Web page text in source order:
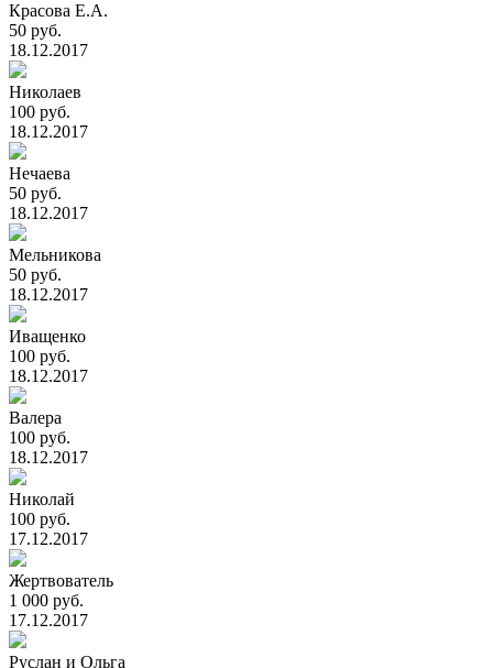
Красова Е.А.
50 руб.
18.12.2017
Николаев
100 руб.
18.12.2017
Нечаева
50 руб.
18.12.2017
Мельникова
50 руб.
18.12.2017
Иващенко
100 руб.
18.12.2017
Валера
100 руб.
18.12.2017
Николай
100 руб.
17.12.2017
Жертвователь
1 000 руб.
17.12.2017
Руслан и Ольга